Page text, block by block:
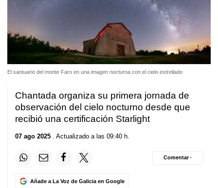
El santuario del monte Faro en una imagen nocturna con el cielo estrellado
Chantada organiza su primera jornada de
observación del cielo nocturno desde que
recibió una certificación Starlight
07 ago 2025 . Actualizado a las 09:40 h.
Añade a La Voz de Galicia en Google
Comentar ·